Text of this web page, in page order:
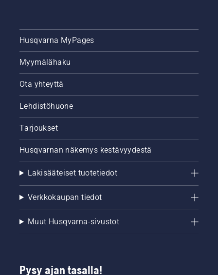
Husqvarna MyPages
Myymälähaku
Ota yhteyttä
Lehdistöhuone
Tarjoukset
Husqvarnan näkemys kestävyydestä
Lakisääteiset tuotetiedot
Verkkokaupan tiedot
Muut Husqvarna-sivustot
Pysy ajan tasalla!